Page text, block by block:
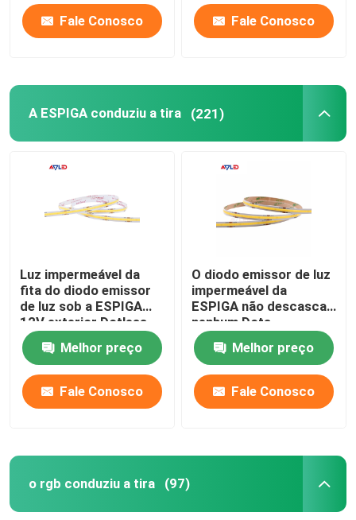
Fale Conosco Fale Conosco
A ESPIGA conduziu a tira (221)
Luz impermeável da
fita do diodo emissor
de luz sob a ESPIGA
12V exterior Dotless
24V 2700K 3000K
5000K do armário
Melhor preço
Fale Conosco
O diodo emissor de luz
impermeável da
ESPIGA não descasca
nenhum Dots
Connecting Cutting 12
24 brilhantes super
brancos do volt
Melhor preço
Fale Conosco
o rgb conduziu a tira (97)